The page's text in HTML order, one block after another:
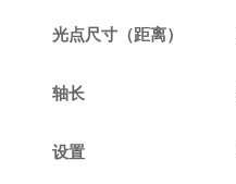
光点尺寸（距离）
轴长
设置